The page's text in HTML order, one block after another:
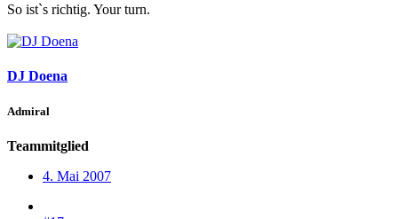
So ist`s richtig. Your turn.
DJ Doena
Admiral
Teammitglied
4. Mai 2007